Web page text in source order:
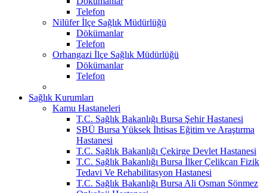
Telefon
Nilüfer İlçe Sağlık Müdürlüğü
Dökümanlar
Telefon
Orhangazi İlçe Sağlık Müdürlüğü
Dökümanlar
Telefon
Sağlık Kurumları
Kamu Hastaneleri
T.C. Sağlık Bakanlığı Bursa Şehir Hastanesi
SBÜ Bursa Yüksek İhtisas Eğitim ve Araştırma
Hastanesi
T.C. Sağlık Bakanlığı Çekirge Devlet Hastanesi
T.C. Sağlık Bakanlığı Bursa İlker Çelikcan Fizik
Tedavi Ve Rehabilitasyon Hastanesi
T.C. Sağlık Bakanlığı Bursa Ali Osman Sönmez